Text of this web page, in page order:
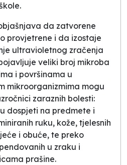
da zatvorene
provjetrene i da izostaje
ultravioletnog zračenja
veliki broj mikroba
i površinama u
mikroorganizmima mogu
zaraznih bolesti:
dospjeti na predmete i
ruku, kože, tjelesnih
i obuće, te preko
u zraku i
prašine.